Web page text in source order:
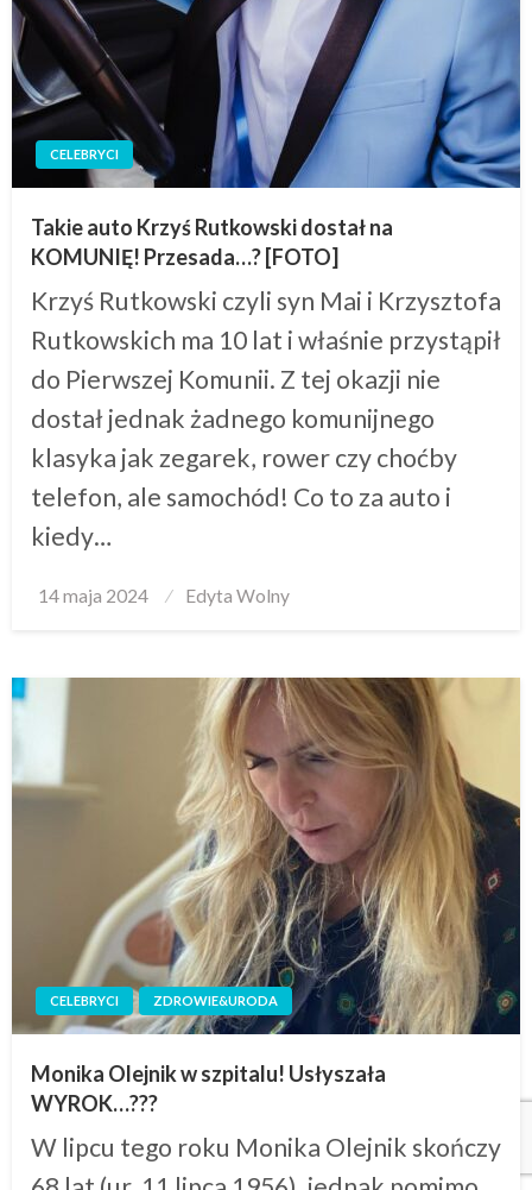
CELEBRYCI
Takie auto Krzyś Rutkowski dostał na
KOMUNIĘ! Przesada…? [FOTO]
Krzyś Rutkowski czyli syn Mai i Krzysztofa
Rutkowskich ma 10 lat i właśnie przystąpił
do Pierwszej Komunii. Z tej okazji nie
dostał jednak żadnego komunijnego
klasyka jak zegarek, rower czy choćby
telefon, ale samochód! Co to za auto i
kiedy…
Posted
14 maja 2024 Edyta Wolny
CELEBRYCI ZDROWIE&URODA
Monika Olejnik w szpitalu! Usłyszała
WYROK…???
W lipcu tego roku Monika Olejnik skończy